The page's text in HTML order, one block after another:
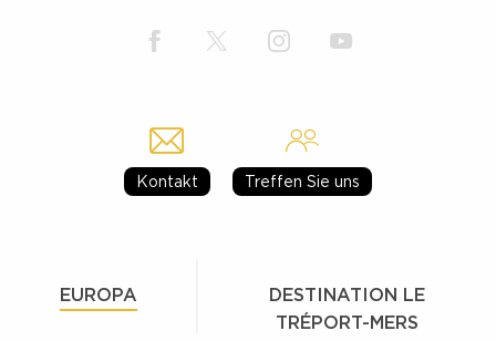
Kontakt Treffen Sie uns
EUROPA
DESTINATION LE
TRÉPORT-MERS